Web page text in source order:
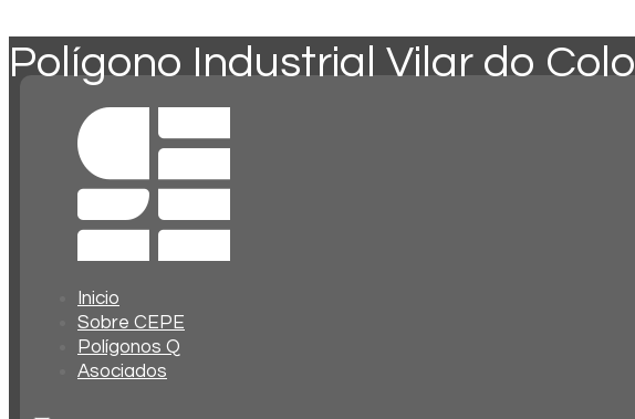
Inicio
Sobre CEPE
Polígonos Q
Asociados
Polígono Industrial Vilar do Colo